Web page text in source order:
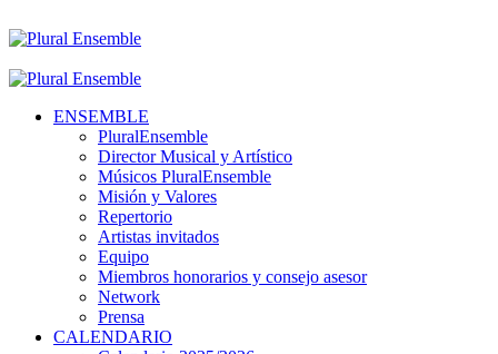
ENSEMBLE
PluralEnsemble
Director Musical y Artístico
Músicos PluralEnsemble
Misión y Valores
Repertorio
Artistas invitados
Equipo
Miembros honorarios y consejo asesor
Network
Prensa
CALENDARIO